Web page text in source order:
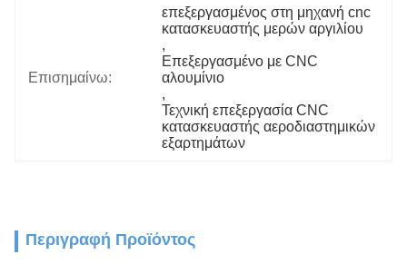
Επισημαίνω:
επεξεργασμένος στη μηχανή cnc
κατασκευαστής μερών αργιλίου
,
Επεξεργασμένο με CNC
αλουμίνιο
,
Τεχνική επεξεργασία CNC
κατασκευαστής αεροδιαστημικών
εξαρτημάτων
Περιγραφή Προϊόντος